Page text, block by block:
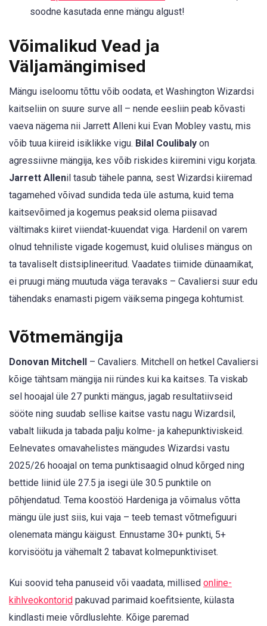
soodne kasutada enne mängu algust!
Võimalikud Vead ja
Väljamängimised
Mängu iseloomu tõttu võib oodata, et Washington Wizardsi
kaitseliin on suure surve all – nende eesliin peab kõvasti
vaeva nägema nii Jarrett Alleni kui Evan Mobley vastu, mis
võib tuua kiireid isiklikke vigu. Bilal Coulibaly on
agressiivne mängija, kes võib riskides kiiremini vigu korjata.
Jarrett Allenil tasub tähele panna, sest Wizardsi kiiremad
tagamehed võivad sundida teda üle astuma, kuid tema
kaitsevõimed ja kogemus peaksid olema piisavad
vältimaks kiiret viiendat-kuuendat viga. Hardenil on varem
olnud tehniliste vigade kogemust, kuid olulises mängus on
ta tavaliselt distsiplineeritud. Vaadates tiimide dünaamikat,
ei pruugi mäng muutuda väga teravaks – Cavaliersi suur edu
tähendaks enamasti pigem väiksema pingega kohtumist.
Võtmemängija
Donovan Mitchell – Cavaliers. Mitchell on hetkel Cavaliersi
kõige tähtsam mängija nii ründes kui ka kaitses. Ta viskab
sel hooajal üle 27 punkti mängus, jagab resultatiivseid
sööte ning suudab sellise kaitse vastu nagu Wizardsil,
vabalt liikuda ja tabada palju kolme- ja kahepunktiviskeid.
Eelnevates omavahelistes mängudes Wizardsi vastu
2025/26 hooajal on tema punktisaagid olnud kõrged ning
bettide liinid üle 27.5 ja isegi üle 30.5 punktile on
põhjendatud. Tema koostöö Hardeniga ja võimalus võtta
mängu üle just siis, kui vaja – teeb temast võtmefiguuri
olenemata mängu käigust. Ennustame 30+ punkti, 5+
korvisöötu ja vähemalt 2 tabavat kolmepunktiviset.
Kui soovid teha panuseid või vaadata, millised online-
kihlveokontorid pakuvad parimaid koefitsiente, külasta
kindlasti meie võrdluslehte. Kõige paremad